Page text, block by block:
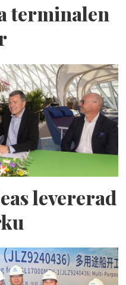
terminalen
levererad